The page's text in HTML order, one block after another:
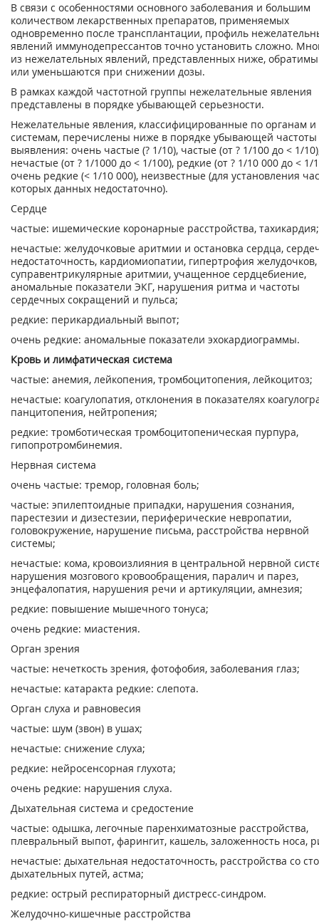
В связи с особенностями основного заболевания и большим
количеством лекарственных препаратов, применяемых
одновременно после трансплантации, профиль
явлений иммунодепрессантов точно установить сложно.
из нежелательных явлений, представленных ниже,
или уменьшаются при снижении дозы.
В рамках каждой частотной группы нежелательные явления
представлены в порядке убывающей серьезности.
Нежелательные явления, классифицированные по органам и
системам, перечислены ниже в порядке убывающей частоты
выявления: очень частые (? 1/10), частые (от ? 1/100 до < 1/
нечастые (от ? 1/1000 до < 1/100), редкие (от ? 1/10 000 до < 1/
очень редкие (< 1/10 000), неизвестные (для установления
которых данных недостаточно).
Сердце
частые: ишемические коронарные расстройства, тахикардия;
нечастые: желудочковые аритмии и остановка сердца,
недостаточность, кардиомиопатии, гипертрофия желудочков,
суправентрикулярные аритмии, учащенное сердцебиение,
аномальные показатели ЭКГ, нарушения ритма и частоты
сердечных сокращений и пульса;
редкие: перикардиальный выпот;
очень редкие: аномальные показатели эхокардиограммы.
Кровь и лимфатическая система
частые: анемия, лейкопения, тромбоцитопения, лейкоцитоз;
нечастые: коагулопатия, отклонения в показателях
панцитопения, нейтропения;
редкие: тромботическая тромбоцитопеническая пурпура,
гипопротромбинемия.
Нервная система
очень частые: тремор, головная боль;
частые: эпилептоидные припадки, нарушения сознания,
парестезии и дизестезии, периферические невропатии,
головокружение, нарушение письма, расстройства нервной
системы;
нечастые: кома, кровоизлияния в центральной нервной
нарушения мозгового кровообращения, паралич и парез,
энцефалопатия, нарушения речи и артикуляции, амнезия;
редкие: повышение мышечного тонуса;
очень редкие: миастения.
Орган зрения
частые: нечеткость зрения, фотофобия, заболевания глаз;
нечастые: катаракта редкие: слепота.
Орган слуха и равновесия
частые: шум (звон) в ушах;
нечастые: снижение слуха;
редкие: нейросенсорная глухота;
очень редкие: нарушения слуха.
Дыхательная система и средостение
частые: одышка, легочные паренхиматозные расстройства,
плевральный выпот, фарингит, кашель, заложенность носа,
нечастые: дыхательная недостаточность, расстройства со
дыхательных путей, астма;
редкие: острый респираторный дистресс-синдром.
Желудочно-кишечные расстройства